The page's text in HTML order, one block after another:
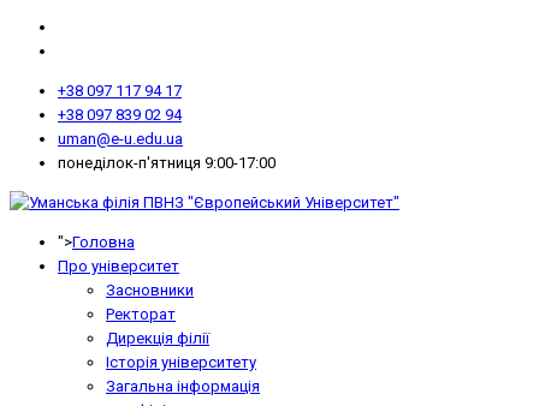
+38 097 117 94 17
+38 097 839 02 94
uman@e-u.edu.ua
понеділок-п'ятниця 9:00-17:00
">Головна
Про університет
Засновники
Ректорат
Дирекція філії
Історія університету
Загальна інформація